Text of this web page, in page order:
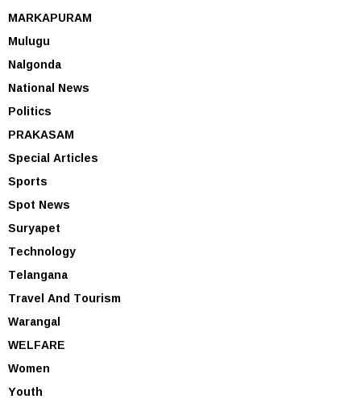
MARKAPURAM
Mulugu
Nalgonda
National News
Politics
PRAKASAM
Special Articles
Sports
Spot News
Suryapet
Technology
Telangana
Travel And Tourism
Warangal
WELFARE
Women
Youth